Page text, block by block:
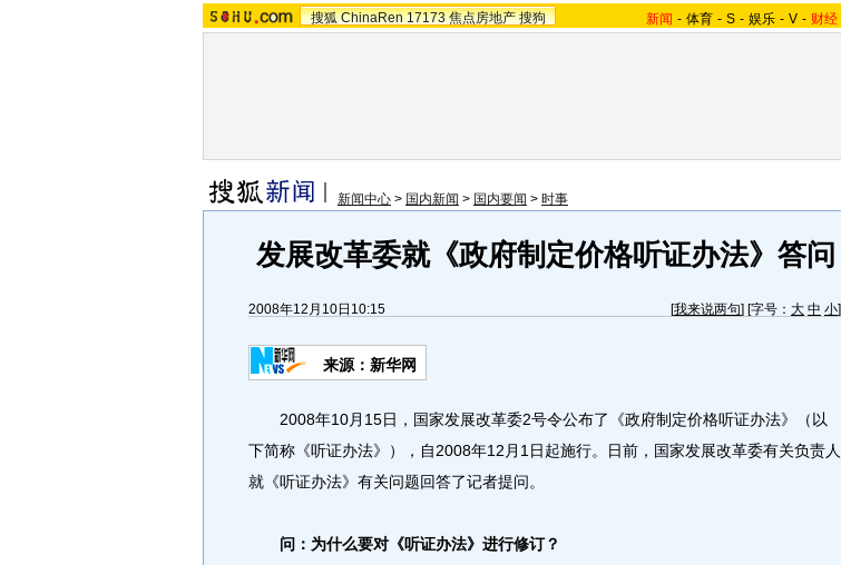
搜狐 ChinaRen 17173 焦点房地产 搜狗 新闻 - 体育 - S - 娱乐 - V - 财经
新闻中心 > 国内新闻 > 国内要闻 > 时事
发展改革委就《政府制定价格听证办法》答问
2008年12月10日10:15 [我来说两句] [字号： 大 中 小]
来源：新华网
2008年10月15日，国家发展改革委2号令公布了《政府制定价格听证办法》（以
下简称《听证办法》），自2008年12月1日起施行。日前，国家发展改革委有关负责人
就《听证办法》有关问题回答了记者提问。
问：为什么要对《听证办法》进行修订？